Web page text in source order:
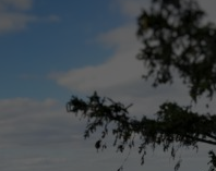
Inhalte von
blockiert. Wenn
diese Inhalte keiner